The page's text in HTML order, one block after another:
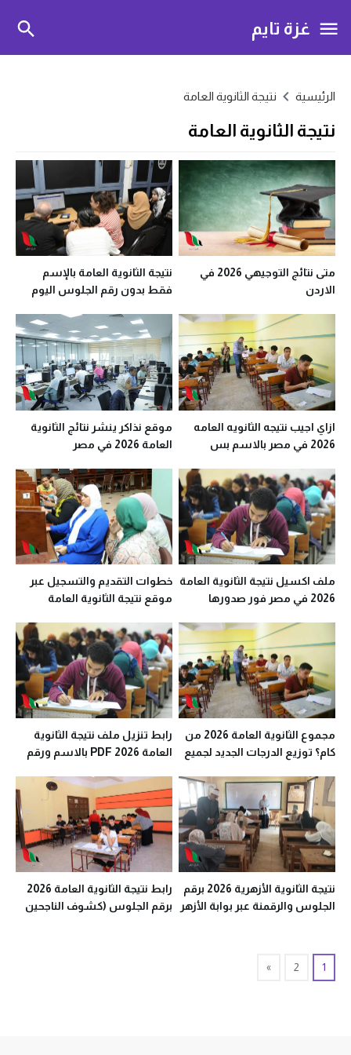
غزة تايم
الرئيسية نتيجة الثانوية العامة
نتيجة الثانوية العامة
متى نتائج التوجيهي 2026 في
الاردن
نتيجة الثانوية العامة بالإسم
فقط بدون رقم الجلوس اليوم
ازاي اجيب نتيجه الثانويه العامه
2026 في مصر بالاسم بس
موقع نذاكر ينشر نتائج الثانوية
العامة 2026 في مصر
ملف اكسيل نتيجة الثانوية العامة
2026 في مصر فور صدورها
خطوات التقديم والتسجيل عبر
موقع نتيجة الثانوية العامة
مجموع الثانوية العامة 2026 من
كام؟ توزيع الدرجات الجديد لجميع
رابط تنزيل ملف نتيجة الثانوية
العامة 2026 PDF بالاسم ورقم
نتيجة الثانوية الأزهرية 2026 برقم
الجلوس والرقمنة عبر بوابة الأزهر
رابط نتيجة الثانوية العامة 2026
برقم الجلوس (كشوف الناجحين
1
2
»